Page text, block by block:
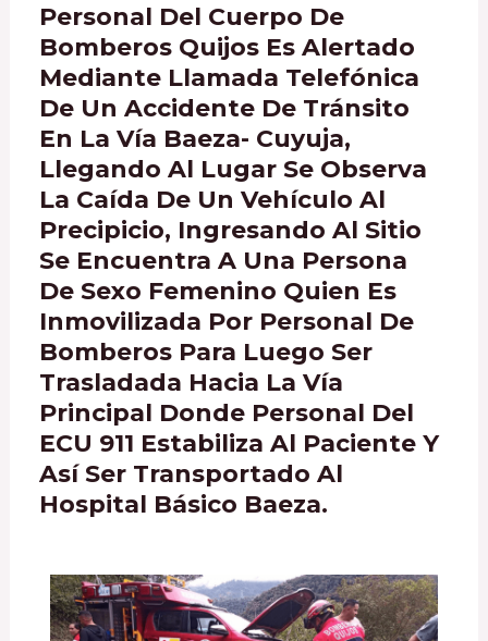
Personal Del Cuerpo De
Bomberos Quijos Es Alertado
Mediante Llamada Telefónica
De Un Accidente De Tránsito
En La Vía Baeza- Cuyuja,
Llegando Al Lugar Se Observa
La Caída De Un Vehículo Al
Precipicio, Ingresando Al Sitio
Se Encuentra A Una Persona
De Sexo Femenino Quien Es
Inmovilizada Por Personal De
Bomberos Para Luego Ser
Trasladada Hacia La Vía
Principal Donde Personal Del
ECU 911 Estabiliza Al Paciente Y
Así Ser Transportado Al
Hospital Básico Baeza.